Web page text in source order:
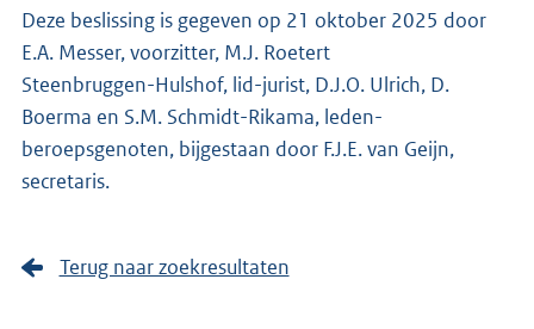
Deze beslissing is gegeven op 21 oktober 2025 door
E.A. Messer, voorzitter, M.J. Roetert
Steenbruggen-Hulshof, lid-jurist, D.J.O. Ulrich, D.
Boerma en S.M. Schmidt-Rikama, leden-
beroepsgenoten, bijgestaan door F.J.E. van Geijn,
secretaris.
Terug naar zoekresultaten